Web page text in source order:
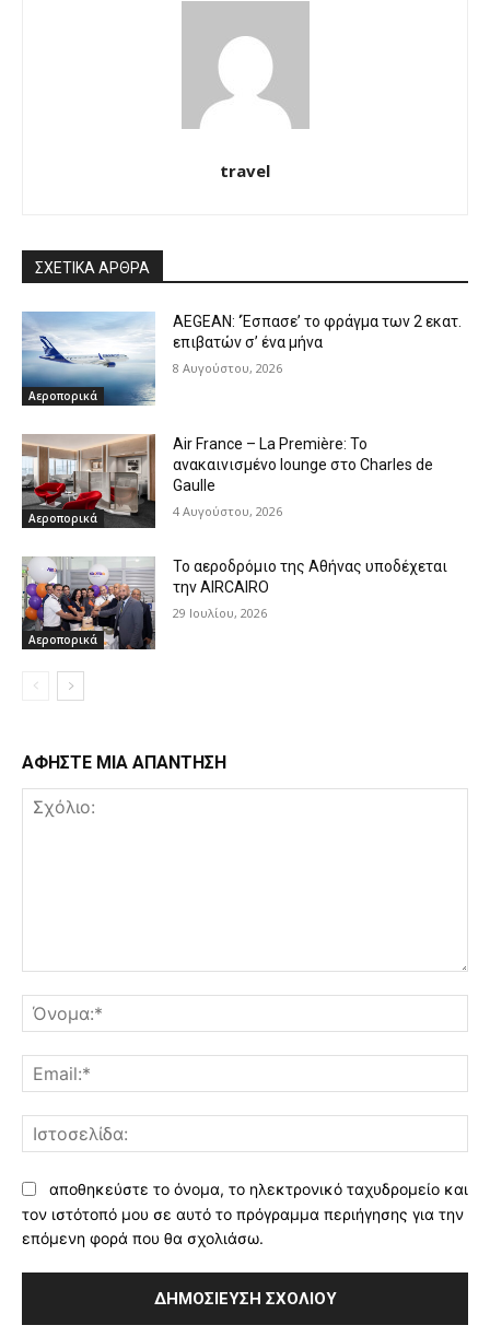
travel
ΣΧΕΤΙΚΑ ΑΡΘΡΑ
Αεροπορικά
AEGEAN: ‘Έσπασε’ το φράγμα των 2 εκατ.
επιβατών σ’ ένα μήνα
8 Αυγούστου, 2026
Αεροπορικά
Air France – La Première: Το
ανακαινισμένο lounge στο Charles de
Gaulle
4 Αυγούστου, 2026
Αεροπορικά
Το αεροδρόμιο της Αθήνας υποδέχεται
την AIRCAIRO
29 Ιουλίου, 2026
ΑΦΗΣΤΕ ΜΙΑ ΑΠΑΝΤΗΣΗ
αποθηκεύστε το όνομα, το ηλεκτρονικό ταχυδρομείο και
τον ιστότοπό μου σε αυτό το πρόγραμμα περιήγησης για την
επόμενη φορά που θα σχολιάσω.